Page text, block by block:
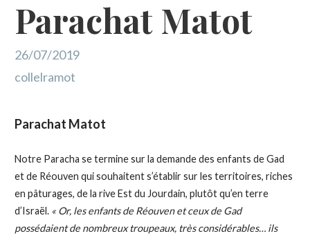
Parachat Matot
26/07/2019
collelramot
Parachat Matot
Notre Paracha se termine sur la demande des enfants de Gad
et de Réouven qui souhaitent s’établir sur les territoires, riches
en pâturages, de la rive Est du Jourdain, plutôt qu’en terre
d’Israël. « Or, les enfants de Réouven et ceux de Gad
possédaient de nombreux troupeaux, très considérables… ils